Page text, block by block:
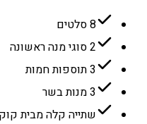
8 סלטים
2 סוגי מנה ראשונה
3 תוספות חמות
3 מנות בשר
שתייה קלה מבית